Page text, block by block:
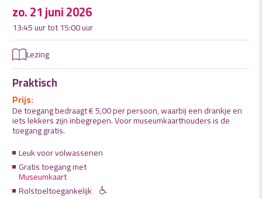
zo. 21 juni 2026
13:45 uur tot 15:00 uur
Lezing
Praktisch
Prijs:
De toegang bedraagt € 5,00 per persoon, waarbij een drankje en
iets lekkers zijn inbegrepen. Voor museumkaarthouders is de
toegang gratis.
Leuk voor volwassenen
Gratis toegang met
Museumkaart
Rolstoeltoegankelijk